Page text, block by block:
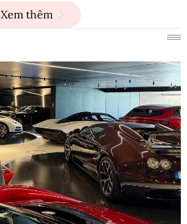
Xem thêm